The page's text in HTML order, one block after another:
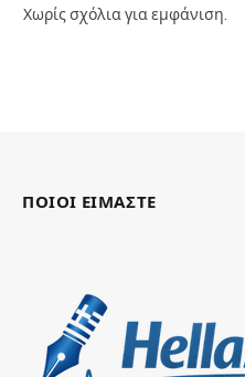
Χωρίς σχόλια για εμφάνιση.
ΠΟΙΟΙ ΕΙΜΑΣΤΕ